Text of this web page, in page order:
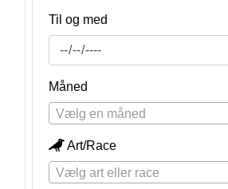
Til og med
Måned
Vælg en måned
Art/Race
Vælg art eller race